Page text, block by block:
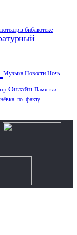
в библиотеке
Музыка Новости Ночь
Онлайн Памятки